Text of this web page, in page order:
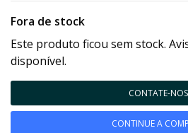
Fora de stock
Este produto ficou sem stock.
disponível.
CONTATE-NOS
CONTINUE A